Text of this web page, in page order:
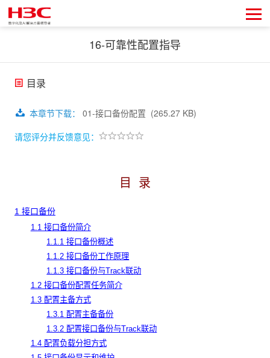
16-可靠性配置指导
目录
本章节下载： 01-接口备份配置 (265.27 KB)
请您评分并反馈意见：
目 录
1 接口备份
1.1 接口备份简介
1.1.1 接口备份概述
1.1.2 接口备份工作原理
1.1.3 接口备份与Track联动
1.2 接口备份配置任务简介
1.3 配置主备方式
1.3.1 配置主备备份
1.3.2 配置接口备份与Track联动
1.4 配置负载分担方式